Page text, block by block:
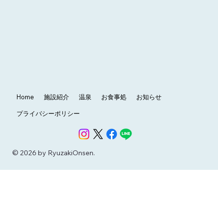
Home 施設紹介 温泉 お食事処 お知らせ
プライバシーポリシー
© 2026 by RyuzakiOnsen.